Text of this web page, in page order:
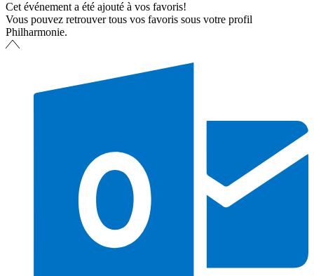
Cet événement a été ajouté à vos favoris!
Vous pouvez retrouver tous vos favoris sous votre profil
Philharmonie.